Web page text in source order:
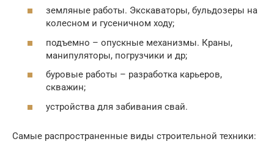
земляные работы. Экскаваторы, бульдозеры на
колесном и гусеничном ходу;
подъемно – опускные механизмы. Краны,
манипуляторы, погрузчики и др;
буровые работы – разработка карьеров,
скважин;
устройства для забивания свай.
Самые распространенные виды строительной техники: